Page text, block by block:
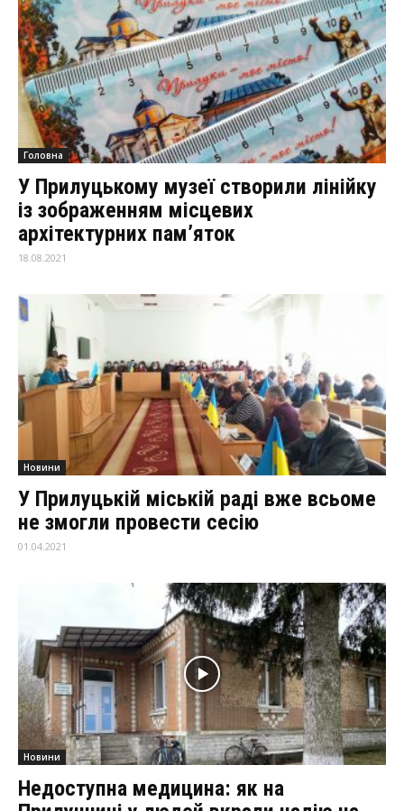
Головна
У Прилуцькому музеї створили лінійку
із зображенням місцевих
архітектурних пам’яток
18.08.2021
Новини
У Прилуцькій міській раді вже всьоме
не змогли провести сесію
01.04.2021
Новини
Недоступна медицина: як на